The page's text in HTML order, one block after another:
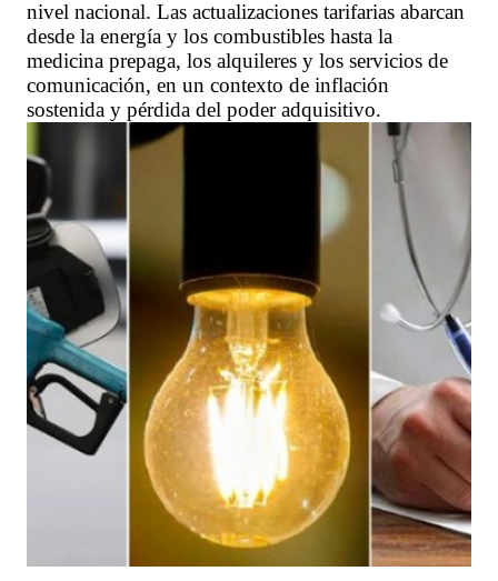
nivel nacional. Las actualizaciones tarifarias abarcan
desde la energía y los combustibles hasta la
medicina prepaga, los alquileres y los servicios de
comunicación, en un contexto de inflación
sostenida y pérdida del poder adquisitivo.